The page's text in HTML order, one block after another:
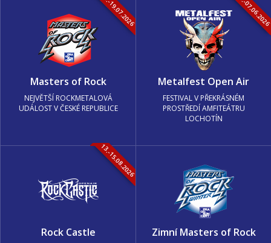
16.-19.07.2026
Masters of Rock
NEJVĚTŠÍ ROCKMETALOVÁ
UDÁLOST V ČESKÉ REPUBLICE
05.-
Metalfest Open Air
FESTIVAL V PŘEKRÁSNÉM
PROSTŘEDÍ AMFITEÁTRU
LOCHOTÍN
13.-15.08.2026
Rock Castle Zimní Masters of Rock